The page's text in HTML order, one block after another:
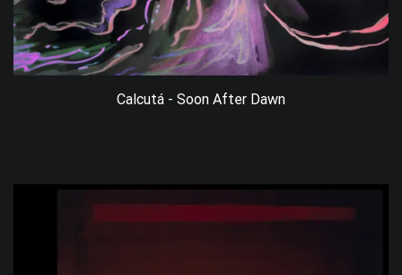
Calcutá - Soon After Dawn